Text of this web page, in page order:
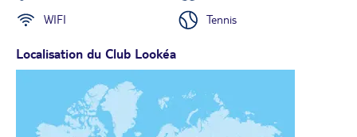
WIFI
Tennis
Localisation du Club Lookéa